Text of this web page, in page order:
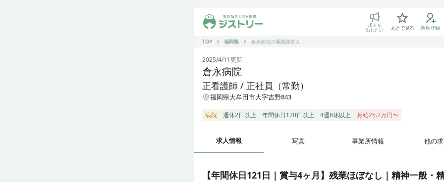
ジストリー 看護師の転職マッチング
求人を
出したい あとで見る 新規登録
TOP
福岡県 倉永病院の看護師求人
2025/4/11更新
倉永病院
正看護師 / 正社員（常勤）
福岡県大牟田市大字吉野843
病院 週休2日以上 年間休日120日以上 4週8休以上 月給25.2万円〜
求人情報 写真 事業所情報 他の求
【年間休日121日｜賞与4ヶ月】残業ほぼなし｜精神一般・